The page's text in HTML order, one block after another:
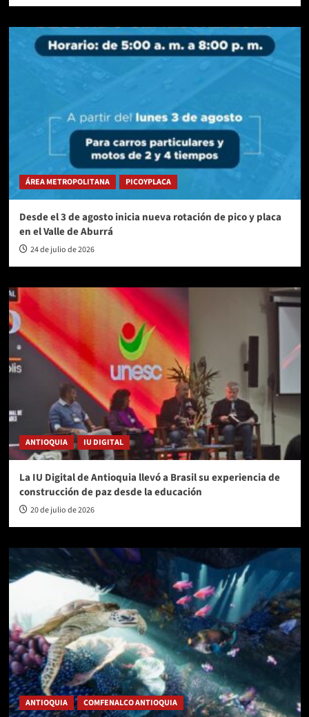
ÁREA METROPOLITANA PICOYPLACA
Desde el 3 de agosto inicia nueva rotación de pico y placa
en el Valle de Aburrá
24 de julio de 2026
ANTIOQUIA IU DIGITAL
La IU Digital de Antioquia llevó a Brasil su experiencia de
construcción de paz desde la educación
20 de julio de 2026
ANTIOQUIA COMFENALCO ANTIOQUIA